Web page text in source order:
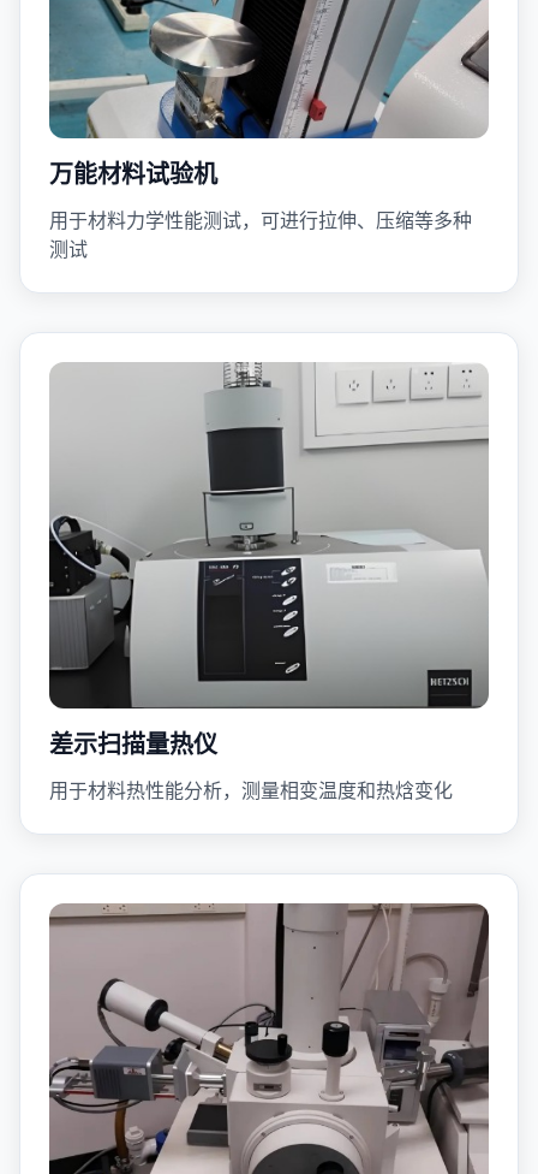
万能材料试验机
用于材料力学性能测试，可进行拉伸、压缩等多种
测试
差示扫描量热仪
用于材料热性能分析，测量相变温度和热焓变化